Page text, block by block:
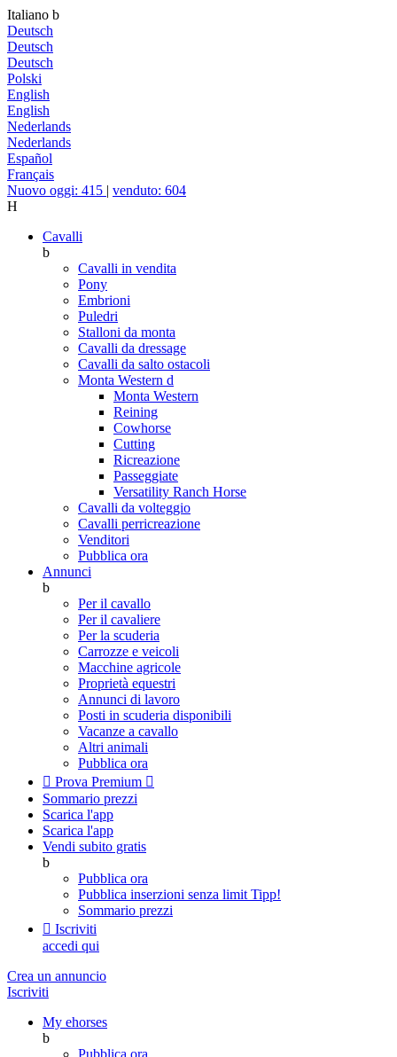
Italiano b
Deutsch
Deutsch
Deutsch
Polski
English
English
Nederlands
Nederlands
Español
Français
Nuovo oggi: 415 | venduto: 604
H
Cavalli
b
Cavalli in vendita
Pony
Embrioni
Puledri
Stalloni da monta
Cavalli da dressage
Cavalli da salto ostacoli
Monta Western d
Monta Western
Reining
Cowhorse
Cutting
Ricreazione
Passeggiate
Versatility Ranch Horse
Cavalli da volteggio
Cavalli perricreazione
Venditori
Pubblica ora
Annunci
b
Per il cavallo
Per il cavaliere
Per la scuderia
Carrozze e veicoli
Macchine agricole
Proprietà equestri
Annunci di lavoro
Posti in scuderia disponibili
Vacanze a cavallo
Altri animali
Pubblica ora
 Prova Premium 
Sommario prezzi
Scarica l'app
Scarica l'app
Vendi subito gratis
b
Pubblica ora
Pubblica inserzioni senza limit Tipp!
Sommario prezzi
 Iscriviti
accedi qui
Crea un annuncio
Iscriviti
My ehorses
b
Pubblica ora